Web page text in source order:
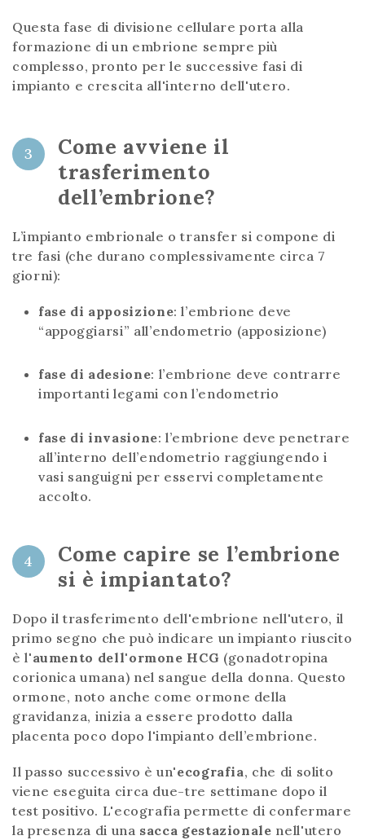
Questa fase di divisione cellulare porta alla
formazione di un embrione sempre più
complesso, pronto per le successive fasi di
impianto e crescita all'interno dell'utero.
3
Come avviene il
trasferimento
dell’embrione?
L’impianto embrionale o transfer si compone di
tre fasi (che durano complessivamente circa 7
giorni):
fase di apposizione: l’embrione deve
“appoggiarsi” all’endometrio (apposizione)
fase di adesione: l’embrione deve contrarre
importanti legami con l’endometrio
fase di invasione: l’embrione deve penetrare
all’interno dell’endometrio raggiungendo i
vasi sanguigni per esservi completamente
accolto.
4
Come capire se l’embrione
si è impiantato?
Dopo il trasferimento dell'embrione nell'utero, il
primo segno che può indicare un impianto riuscito
è l'aumento dell'ormone HCG (gonadotropina
corionica umana) nel sangue della donna. Questo
ormone, noto anche come ormone della
gravidanza, inizia a essere prodotto dalla
placenta poco dopo l'impianto dell’embrione.
Il passo successivo è un'ecografia, che di solito
viene eseguita circa due-tre settimane dopo il
test positivo. L'ecografia permette di confermare
la presenza di una sacca gestazionale nell'utero